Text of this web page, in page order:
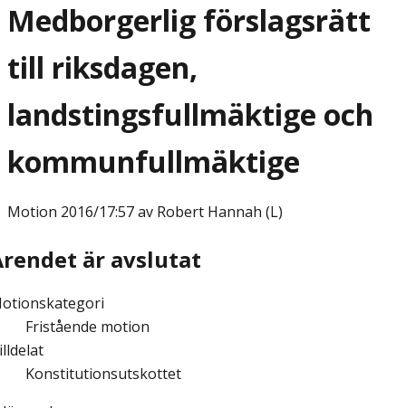
Medborgerlig förslagsrätt
till riksdagen,
landstingsfullmäktige och
kommunfullmäktige
Motion 2016/17:57 av Robert Hannah (L)
är avslutat
Fristående motion
Konstitutionsutskottet